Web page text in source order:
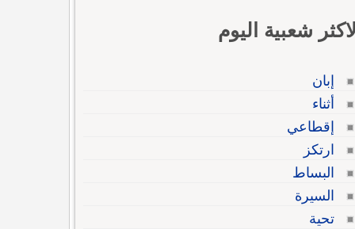
شعبية اليوم
إبان
أثناء
إقطاعي
ارتكز
البساط
السيرة
تحية